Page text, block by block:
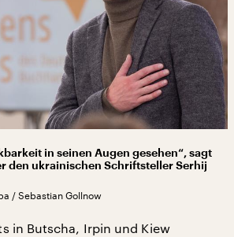
in seinen Augen gesehen“, sagt
den ukrainischen Schriftsteller Serhij
/ Sebastian Gollnow
in Butscha, Irpin und Kiew